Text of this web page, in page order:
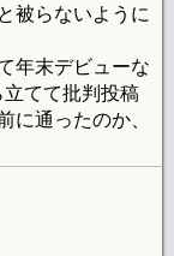
被らないように
年末デビューな
てて批判投稿
に通ったのか、